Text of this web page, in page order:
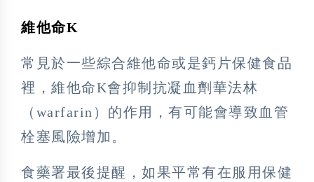
維他命K
常見於一些綜合維他命或是鈣片保健食品
裡，維他命K會抑制抗凝血劑華法林
（warfarin）的作用，有可能會導致血管
栓塞風險增加。
食藥署最後提醒，如果平常有在服用保健